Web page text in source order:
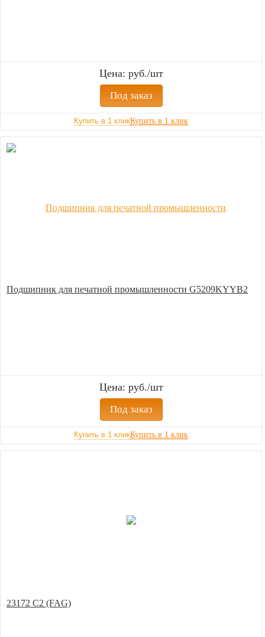
Цена: руб./шт
Под заказ
Купить в 1 клик
Подшипник для печатной промышленности G5209KYYB2
Цена: руб./шт
Под заказ
Купить в 1 клик
23172 С2 (FAG)